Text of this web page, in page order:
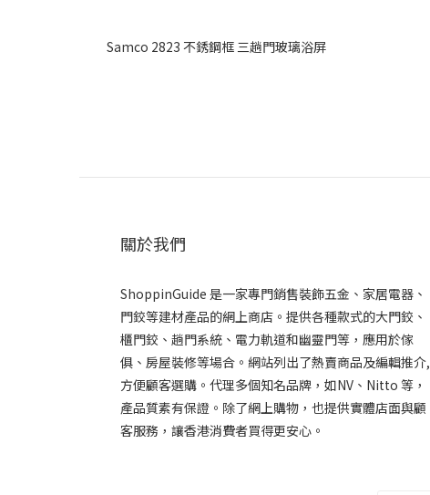
Samco 2823 不銹鋼框 三趟門玻璃浴屏
關於我們
ShoppinGuide 是一家專門銷售裝飾五金、家居電器、
門鉸等建材產品的網上商店。提供各種款式的大門鉸、
櫃門鉸、趟門系統、電力軌道和幽靈門等，應用於傢
俱、房屋裝修等場合。網站列出了熱賣商品及編輯推介,
方便顧客選購。代理多個知名品牌，如NV、Nitto 等，
產品質素有保證。除了網上購物，也提供實體店面與顧
客服務，讓香港消費者買得更安心。